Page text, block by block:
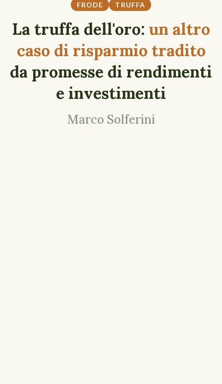
FRODE TRUFFA
La truffa dell'oro: un altro
caso di risparmio tradito
da promesse di rendimenti
e investimenti
Marco Solferini